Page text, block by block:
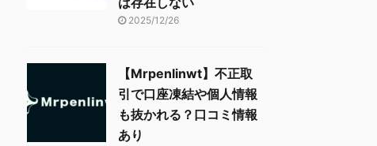
2025/12/26
【Mrpenlinwt】不正取
引で口座凍結や個人情報
も抜かれる？口コミ情報
あり